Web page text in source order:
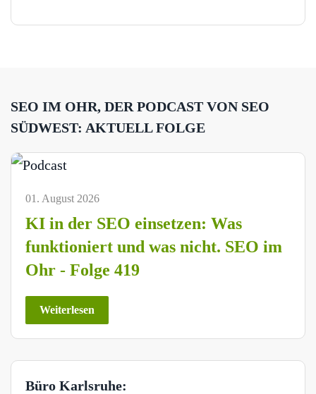
SEO IM OHR, DER PODCAST VON SEO
SÜDWEST: AKTUELL FOLGE
01. August 2026
KI in der SEO einsetzen: Was
funktioniert und was nicht. SEO im
Ohr - Folge 419
Weiterlesen
Büro Karlsruhe: